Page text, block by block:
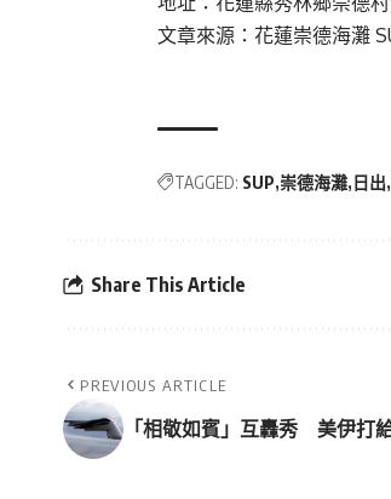
文章來源： 花蓮崇德海灘
TAGGED: SUP 崇德海灘 日出
Share This Article
PREVIOUS ARTICLE
「相敬如賓」互轟秀 美伊打